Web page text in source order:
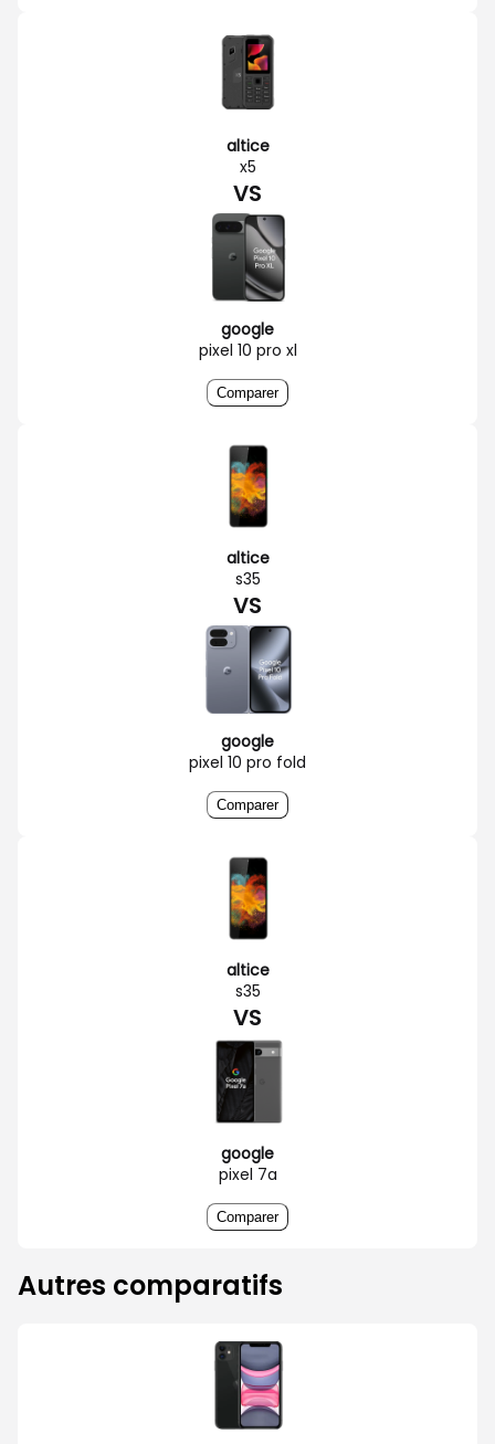
altice
x5
VS
google
pixel 10 pro xl
Comparer
altice
s35
VS
google
pixel 10 pro fold
Comparer
altice
s35
VS
google
pixel 7a
Comparer
Autres comparatifs